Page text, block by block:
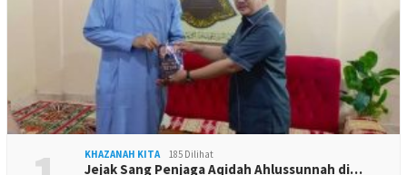
KHAZANAH KITA 185 Dilihat
Jejak Sang Penjaga Aqidah Ahlussunnah di…